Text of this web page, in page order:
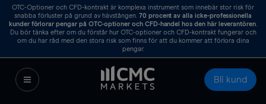
OTC-Optioner och CFD-kontrakt är komplexa instrument som innebär stor risk för
snabba förluster på grund av hävstången. 70 procent av alla icke-professionella
kunder förlorar pengar på OTC-optioner och CFD-handel hos den här leverantören
Du bör tänka efter om du förstår hur OTC-optioner och CFD-kontrakt fungerar och
om du har råd med den stora risk som finns för att du kommer att förlora dina
pengar.
Bli kund